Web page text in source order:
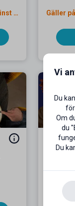
Gäller när du beställer mat för minst 100 kr
Vi
Du
Om
du
Du